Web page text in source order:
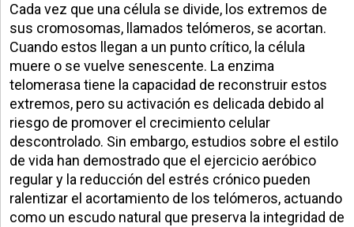
Cada vez que una célula se divide, los extremos de
sus cromosomas, llamados telómeros, se acortan.
Cuando estos llegan a un punto crítico, la célula
muere o se vuelve senescente. La enzima
telomerasa tiene la capacidad de reconstruir estos
extremos, pero su activación es delicada debido al
riesgo de promover el crecimiento celular
descontrolado. Sin embargo, estudios sobre el estilo
de vida han demostrado que el ejercicio aeróbico
regular y la reducción del estrés crónico pueden
ralentizar el acortamiento de los telómeros, actuando
como un escudo natural que preserva la integridad de